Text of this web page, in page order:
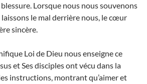
Lorsque nous nous souvenons
le mal derrière nous, le cœur
sincère.
Loi de Dieu nous enseigne ce
et Ses disciples ont vécu dans la
instructions, montrant qu’aimer et